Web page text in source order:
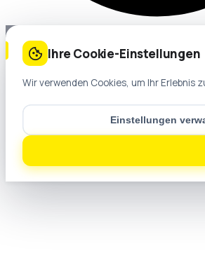
Ihre Cookie-Einstellungen
Wir verwenden Cookies, um Ihr Erlebnis
Einstellungen